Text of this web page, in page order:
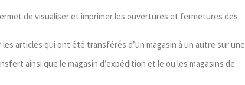
de visualiser et imprimer les ouvertures et fermetures des
articles qui ont été transférés d’un magasin à un autre sur une
ainsi que le magasin d’expédition et le ou les magasins de